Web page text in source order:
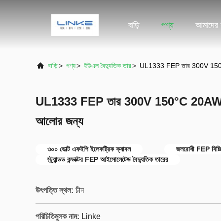
বাড়ি পণ্য আমাদের
বাড়ি> পণ্য> ইউএল বৈদ্যুতিক তার> UL1333 FEP তার 300V
UL1333 FEP তার 300V 150°C 20AWG
আলোর জন্য
৩০০ ভোল্ট এফইপি ইলেকট্রিক ক্যাবল
জলরোধী FEP
স্ট্র্যান্ডড কন্ডাক্টর FEP আইসোলেটেড বৈদ্যুতিক তারের
উৎপত্তি স্থল: চীন
পরিচিতিমুলক নাম: Linke